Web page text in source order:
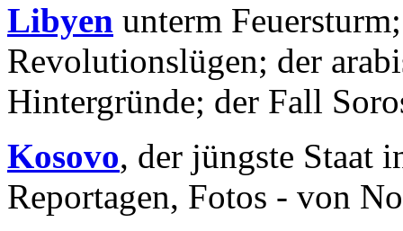
Libyen unterm
Revolutionslügen; der
Hintergründe; der Fall
Kosovo, der jüngste Staat
Reportagen, Fotos - von